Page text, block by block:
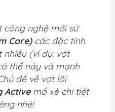
nghệ mới sử
Core)các đặc tính
(ví dụ: vợt
thể nảy và mạnh
đề về vợt lõi
Activemổ xẻ chi tiết
nhé!